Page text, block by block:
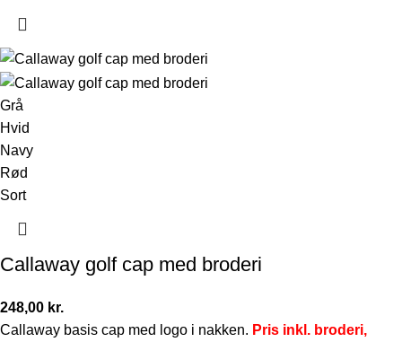
Grå
Hvid
Navy
Rød
Sort
Callaway golf cap med broderi
248,00 kr.
Callaway basis cap med logo i nakken. Pris inkl. broderi,